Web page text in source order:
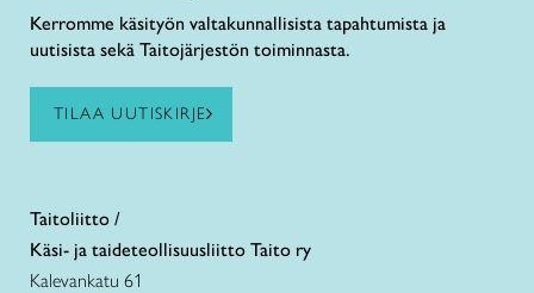
Kerromme käsityön valtakunnallisista tapahtumista ja
uutisista sekä Taitojärjestön toiminnasta.
TILAA UUTISKIRJE
Taitoliitto /
Käsi- ja taideteollisuusliitto Taito ry
Kalevankatu 61